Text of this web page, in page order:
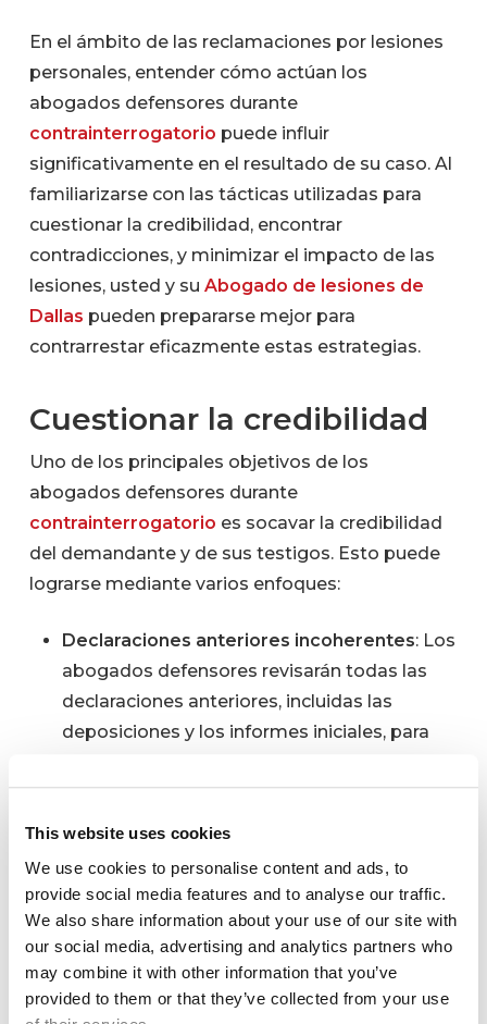
This website uses cookies
We use cookies to personalise content and ads, to
provide social media features and to analyse our traffic.
We also share information about your use of our site with
our social media, advertising and analytics partners who
may combine it with other information that you’ve
provided to them or that they’ve collected from your use
En el ámbito de las reclamaciones por lesiones
personales, entender cómo actúan los
abogados defensores durante
contrainterrogatorio puede influir
significativamente en el resultado de su caso. Al
familiarizarse con las tácticas utilizadas para
cuestionar la credibilidad, encontrar
contradicciones, y minimizar el impacto de las
lesiones, usted y su Abogado de lesiones de
Dallas pueden prepararse mejor para
contrarrestar eficazmente estas estrategias.
Cuestionar la credibilidad
Uno de los principales objetivos de los
abogados defensores durante
contrainterrogatorio es socavar la credibilidad
del demandante y de sus testigos. Esto puede
lograrse mediante varios enfoques:
Declaraciones anteriores incoherentes: Los
abogados defensores revisarán todas las
declaraciones anteriores, incluidas las
deposiciones y los informes iniciales, para
testimonio prestado durante el juicio.
Destacar estas incoherencias puede sugerir
verdad.
Evaluación del carácter : A veces, la defensa
puede sacar a relucir acciones pasadas o
incidentes no relacionados para cuestionar
el carácter del demandante. Esta táctica